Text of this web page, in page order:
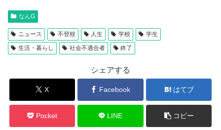
なんG
ニュース 不登校 人生 学校
学生
生活・暮らし
社会不適合者 終了
シェアする
X Facebook はてブ
Pocket LINE コピー